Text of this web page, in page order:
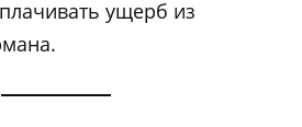
ущерб из